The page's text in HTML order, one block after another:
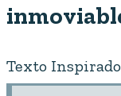
Texto